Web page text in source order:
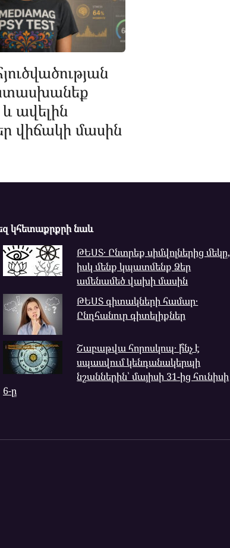
ավելին
վիճակի մասին
կհետաքրքրի նաև
ԹԵՍՏ․ Ընտրեք սիմվոլներից մեկը,
իսկ մենք կպատմենք Ձեր
ամենամեծ վախի մասին
ԹԵՍՏ գիտակների համար․
Ընդհանուր գիտելիքներ
Շաբաթվա հորոսկոպ․ ի՞նչ է
սպասվում կենդանակերպի
նշաններին՝ մայիսի 31-ից հունիսի
6-ը